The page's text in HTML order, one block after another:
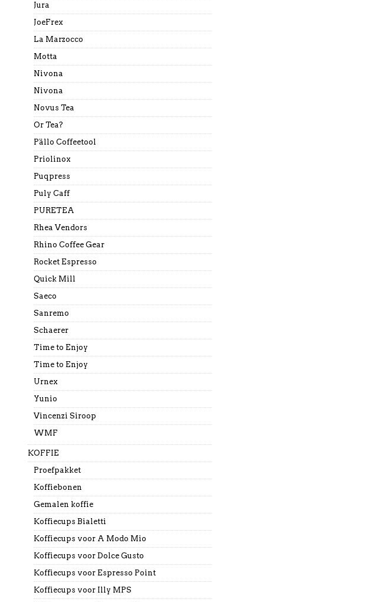
Jura
JoeFrex
La Marzocco
Motta
Nivona
Nivona
Novus Tea
Or Tea?
Pällo Coffeetool
Priolinox
Puqpress
Puly Caff
PURETEA
Rhea Vendors
Rhino Coffee Gear
Rocket Espresso
Quick Mill
Saeco
Sanremo
Schaerer
Time to Enjoy
Time to Enjoy
Urnex
Yunio
Vincenzi Siroop
WMF
KOFFIE
Proefpakket
Koffiebonen
Gemalen koffie
Koffiecups Bialetti
Koffiecups voor A Modo Mio
Koffiecups voor Dolce Gusto
Koffiecups voor Espresso Point
Koffiecups voor Illy MPS